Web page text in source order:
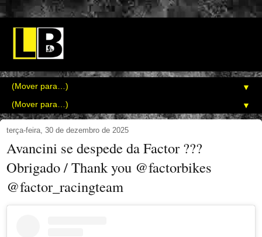
▼
▼
terça-feira, 30 de dezembro de 2025
Avancini se despede da Factor ???
Obrigado / Thank you @factorbikes
@factor_racingteam